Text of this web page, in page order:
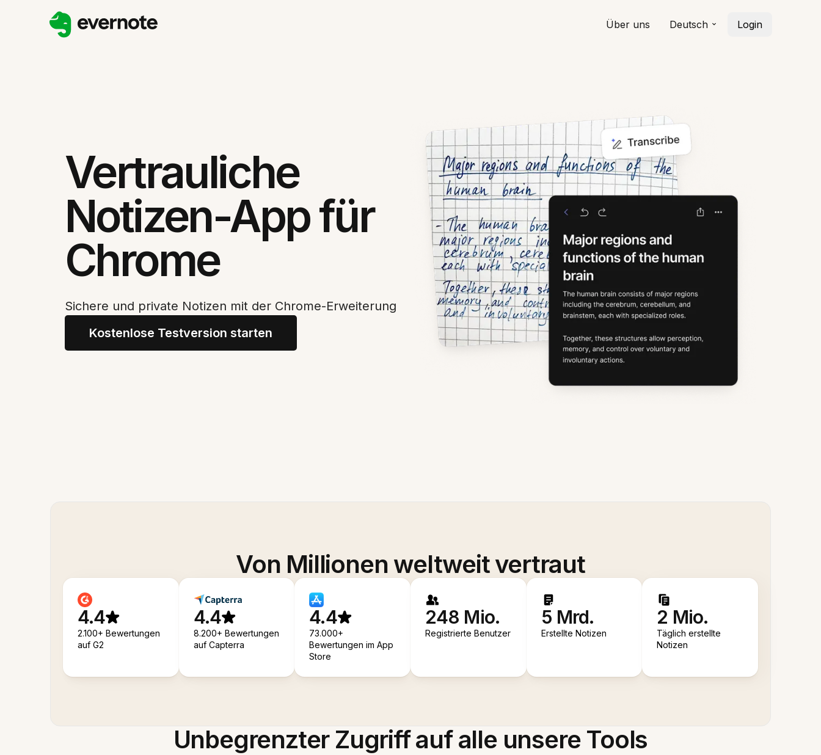
Über uns Deutsch Login
Vertrauliche
Notizen-App für
Chrome
Sichere und private Notizen mit der Chrome-Erweiterung
Kostenlose Testversion starten
Von Millionen weltweit vertraut
4.4
2.100+ Bewertungen
auf G2
4.4
8.200+ Bewertungen
auf Capterra
4.4
73.000+
Bewertungen im App
Store
248 Mio.
Registrierte Benutzer
5 Mrd.
Erstellte Notizen
2 Mio.
Täglich erstellte
Notizen
Unbegrenzter Zugriff auf alle unsere Tools